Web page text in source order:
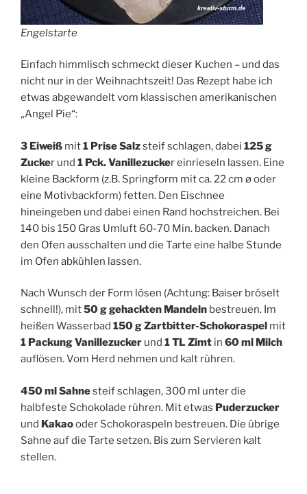
Engelstarte
Einfach himmlisch schmeckt dieser Kuchen – und das
nicht nur in der Weihnachtszeit! Das Rezept habe ich
etwas abgewandelt vom klassischen amerikanischen
„Angel Pie“:
3 Eiweiß mit1 Prise Salzsteif schlagen, dabei 125 g
Zucker und 1 Pck. Vanillezucker einrieseln lassen. Eine
kleine Backform (z.B. Springform mit ca. 22 cm ø oder
eine Motivbackform) fetten. Den Eischnee
hineingeben und dabei einen Rand hochstreichen. Bei
140 bis 150 Gras Umluft 60-70 Min. backen. Danach
den Ofen ausschalten und die Tarte eine halbe Stunde
im Ofen abkühlen lassen.
Nach Wunsch der Form lösen (Achtung: Baiser bröselt
schnell!), mit50 g gehackten Mandeln bestreuen. Im
heißen Wasserbad 150 g Zartbitter-Schokoraspel mit
1 Packung Vanillezucker und 1 TL Zimt in 60 ml Milch
auflösen. Vom Herd nehmen und kalt rühren.
450 ml Sahnesteif schlagen, 300 ml unter die
halbfeste Schokolade rühren. Mit etwas Puderzucker
und Kakaooder Schokoraspeln bestreuen. Die übrige
Sahne auf die Tarte setzen. Bis zum Servieren kalt
stellen.